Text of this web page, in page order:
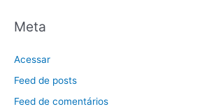
Meta
Acessar
Feed de posts
Feed de comentários